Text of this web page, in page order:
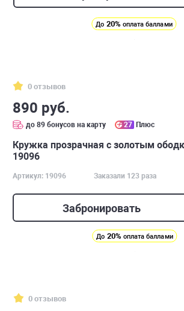
До 20% оплата баллами
0 отзывов
890 руб.
до 89 бонусов на карту 27 Плюс
Кружка прозрачная с золотым
19096
Артикул: 19096 Заказали 123 раза
Забронировать
До 20% оплата баллами
0 отзывов